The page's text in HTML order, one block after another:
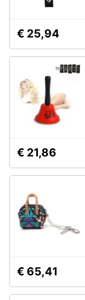
€ 25,94
€ 21,86
€ 65,41